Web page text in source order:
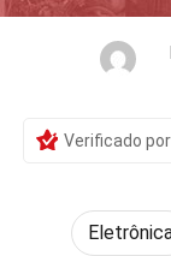
Verificado